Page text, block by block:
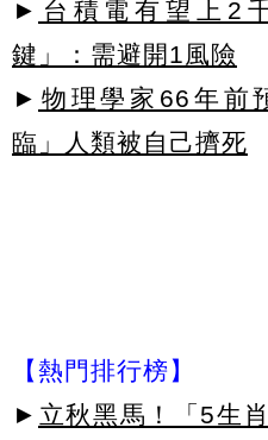
► 台積電有望上2
鍵」：需避開1風險
► 物理學家66年前
臨」人類被自己擠死
【熱門排行榜】
► 立秋黑馬！「5生